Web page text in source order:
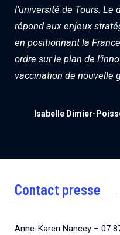
l’université de Tours. Le
répond aux enjeux
en positionnant la
ordre sur le plan de
vaccination de nouvelle
Isabelle Dimier-
Contact presse
Anne-Karen Nancey – 07